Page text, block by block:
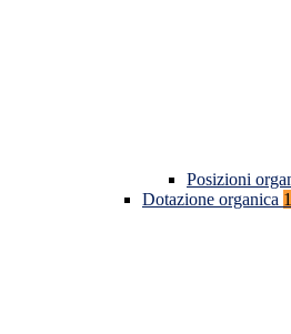
Posizioni
Dotazione organica 1